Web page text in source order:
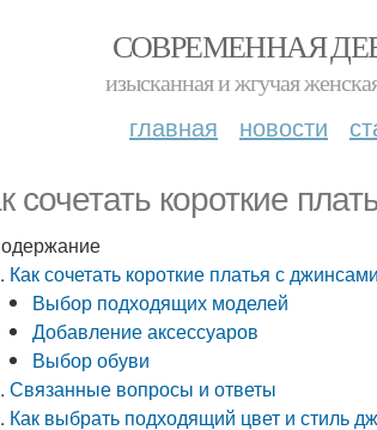
СОВРЕМЕННАЯ
изысканная и жгучая
главная новости
сочетать короткие
Как сочетать короткие платья с
Выбор подходящих моделей
Добавление аксессуаров
Выбор обуви
Связанные вопросы и ответы
Как выбрать подходящий цвет и стиль